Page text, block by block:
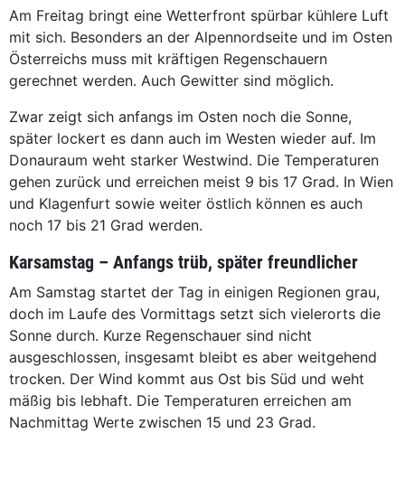
Am Freitag bringt eine Wetterfront spürbar kühlere Luft
mit sich. Besonders an der Alpennordseite und im Osten
Österreichs muss mit kräftigen Regenschauern
gerechnet werden. Auch Gewitter sind möglich.
Zwar zeigt sich anfangs im Osten noch die Sonne,
später lockert es dann auch im Westen wieder auf. Im
Donauraum weht starker Westwind. Die Temperaturen
gehen zurück und erreichen meist 9 bis 17 Grad. In Wien
und Klagenfurt sowie weiter östlich können es auch
noch 17 bis 21 Grad werden.
Karsamstag – Anfangs trüb, später freundlicher
Am Samstag startet der Tag in einigen Regionen grau,
doch im Laufe des Vormittags setzt sich vielerorts die
Sonne durch. Kurze Regenschauer sind nicht
ausgeschlossen, insgesamt bleibt es aber weitgehend
trocken. Der Wind kommt aus Ost bis Süd und weht
mäßig bis lebhaft. Die Temperaturen erreichen am
Nachmittag Werte zwischen 15 und 23 Grad.